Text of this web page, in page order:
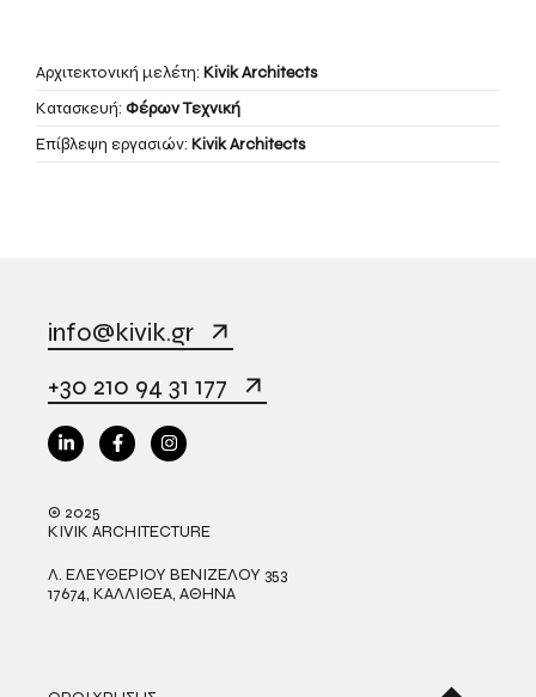
Αρχιτεκτονική μελέτη: Kivik Architects
Κατασκευή: Φέρων Τεχνική
Επίβλεψη εργασιών: Kivik Architects
info@kivik.gr
+30 210 94 31 177
© 2025
KIVIK ARCHITECTURE
Λ. ΕΛΕΥΘΕΡΙΟΥ ΒΕΝΙΖΕΛΟΥ 353
17674, ΚΑΛΛΙΘΕΑ, ΑΘΗΝΑ